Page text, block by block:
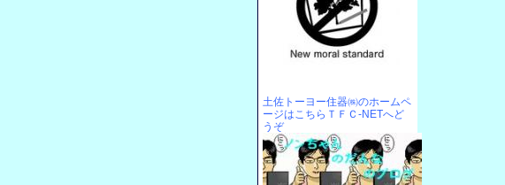
土佐トーヨー住器㈱のホームペ
ージはこちらＴＦＣ-NETへど
うぞ